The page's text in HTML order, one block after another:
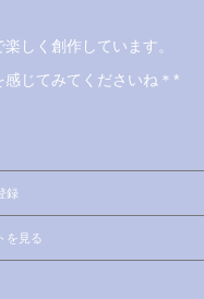
しく創作しています。
じてみてくださいね＊*
録
を見る